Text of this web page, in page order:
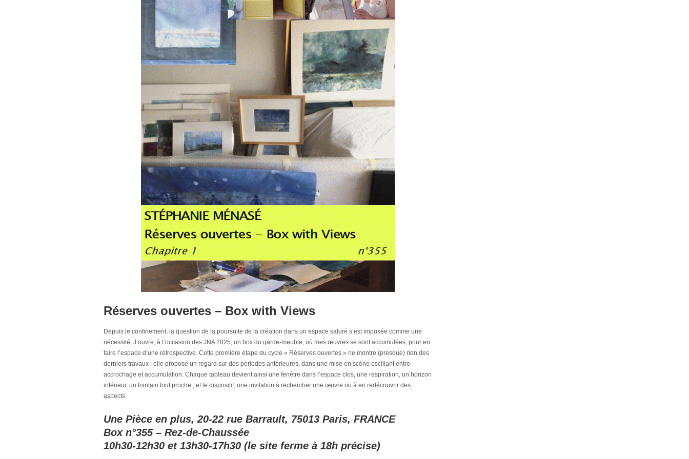
Réserves ouvertes – Box with Views
Depuis le confinement, la question de la poursuite de la création dans un espace saturé s’est imposée comme une
nécessité. J’ouvre, à l’occasion des JNA 2025, un box du garde-meuble, où mes œuvres se sont accumulées, pour en
faire l’espace d’une rétrospective. Cette première étape du cycle « Réserves ouvertes » ne montre (presque) rien des
derniers travaux : elle propose un regard sur des périodes antérieures, dans une mise en scène oscillant entre
accrochage et accumulation. Chaque tableau devient ainsi une fenêtre dans l’espace clos, une respiration, un horizon
intérieur, un lointain tout proche ; et le dispositif, une invitation à rechercher une œuvre ou à en redécouvrir des
aspects.
Une Pièce en plus, 20-22 rue Barrault, 75013 Paris, FRANCE
Box n°355 – Rez-de-Chaussée
10h30-12h30 et 13h30-17h30 (le site ferme à 18h précise)